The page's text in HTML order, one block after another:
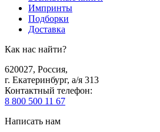
Импринты
Подборки
Доставка
Как нас найти?
620027, Россия,
г. Екатеринбург, а/я 313
Контактный телефон:
8 800 500 11 67
Написать нам